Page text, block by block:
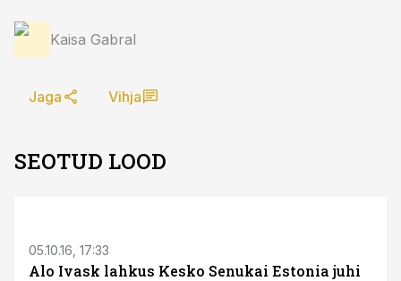
Kaisa Gabral
Jaga Vihja
SEOTUD LOOD
05.10.16, 17:33
Alo Ivask lahkus Kesko Senukai Estonia juhi